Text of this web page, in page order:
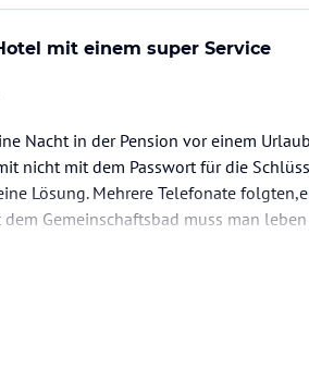
mit einem super Service
Nacht in der Pension vor einem
nicht mit dem Passwort für die
Lösung. Mehrere Telefonate
Gemeinschaftsbad muss man